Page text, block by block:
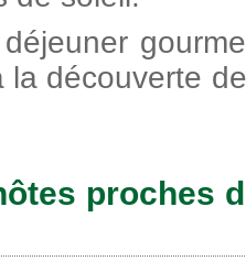
la découverte
proches